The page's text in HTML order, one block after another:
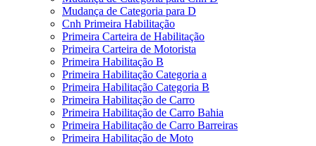
Mudança de Categoria para D
Cnh Primeira Habilitação
Primeira Carteira de Habilitação
Primeira Carteira de Motorista
Primeira Habilitação B
Primeira Habilitação Categoria a
Primeira Habilitação Categoria B
Primeira Habilitação de Carro
Primeira Habilitação de Carro Bahia
Primeira Habilitação de Carro Barreiras
Primeira Habilitação de Moto